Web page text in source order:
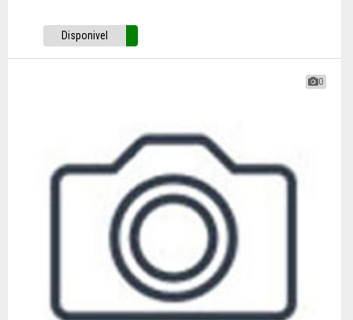
Disponivel
0